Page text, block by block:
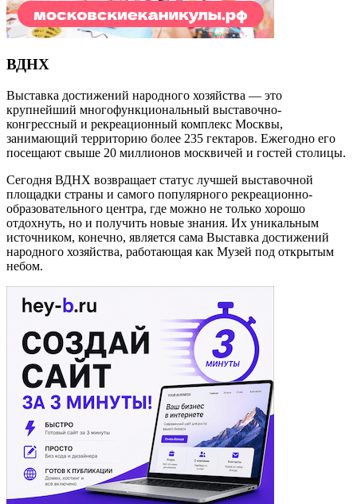
ВДНХ
Выставка достижений народного хозяйства — это
крупнейший многофункциональный выставочно-
конгрессный и рекреационный комплекс Москвы,
занимающий территорию более 235 гектаров. Ежегодно его
посещают свыше 20 миллионов москвичей и гостей столицы.
Сегодня ВДНХ возвращает статус лучшей выставочной
площадки страны и самого популярного рекреационно-
образовательного центра, где можно не только хорошо
отдохнуть, но и получить новые знания. Их уникальным
источником, конечно, является сама Выставка достижений
народного хозяйства, работающая как Музей под открытым
небом.